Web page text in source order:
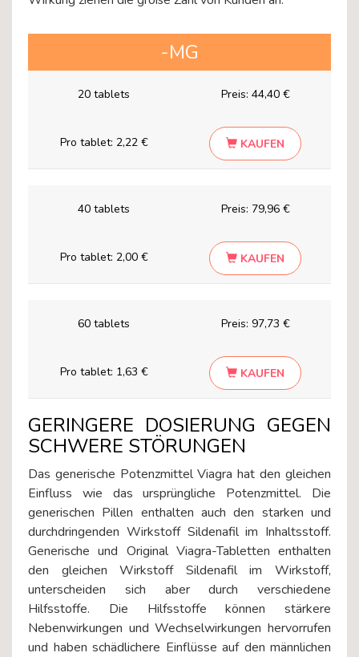
-MG
20 tablets Preis: 44,40 €
Pro tablet: 2,22 € KAUFEN
40 tablets Preis: 79,96 €
Pro tablet: 2,00 € KAUFEN
60 tablets Preis: 97,73 €
Pro tablet: 1,63 € KAUFEN
GERINGERE DOSIERUNG GEGEN
SCHWERE STÖRUNGEN
Das generische Potenzmittel Viagra hat den gleichen
Einfluss wie das ursprüngliche Potenzmittel. Die
generischen Pillen enthalten auch den starken und
durchdringenden Wirkstoff Sildenafil im Inhaltsstoff.
Generische und Original Viagra-Tabletten enthalten
den gleichen Wirkstoff Sildenafil im Wirkstoff,
unterscheiden sich aber durch verschiedene
Hilfsstoffe. Die Hilfsstoffe können stärkere
Nebenwirkungen und Wechselwirkungen hervorrufen
und haben schädlichere Einflüsse auf den männlichen